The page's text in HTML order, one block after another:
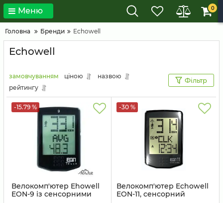
Меню 0
Головна Бренди Echowell
Echowell
замовчуванням ціною
назвою
рейтингу
Фільтр
-15.79 %
Велокомп'ютер Ehowell
EON-9 із сенсорними
-30 %
Велокомп'ютер Echowell
EON-11, сенсорний